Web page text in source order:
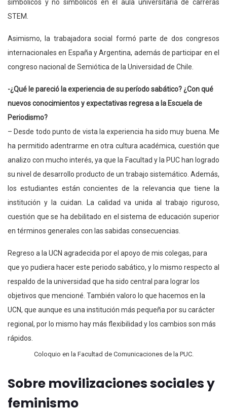
simbólicos y no simbólicos en el aula universitaria de carreras
STEM.
Asimismo, la trabajadora social formó parte de dos congresos
internacionales en España y Argentina, además de participar en el
congreso nacional de Semiótica de la Universidad de Chile.
-¿Qué le pareció la experiencia de su período sabático? ¿Con qué
nuevos conocimientos y expectativas regresa a la Escuela de
Periodismo?
– Desde todo punto de vista la experiencia ha sido muy buena. Me
ha permitido adentrarme en otra cultura académica, cuestión que
analizo con mucho interés, ya que la Facultad y la PUC han logrado
su nivel de desarrollo producto de un trabajo sistemático. Además,
los estudiantes están concientes de la relevancia que tiene la
institución y la cuidan. La calidad va unida al trabajo riguroso,
cuestión que se ha debilitado en el sistema de educación superior
en términos generales con las sabidas consecuencias.
Regreso a la UCN agradecida por el apoyo de mis colegas, para
que yo pudiera hacer este periodo sabático, y lo mismo respecto al
respaldo de la universidad que ha sido central para lograr los
objetivos que mencioné. También valoro lo que hacemos en la
UCN, que aunque es una institución más pequeña por su carácter
regional, por lo mismo hay más flexibilidad y los cambios son más
rápidos.
Coloquio en la Facultad de Comunicaciones de la PUC.
Sobre movilizaciones sociales y
feminismo